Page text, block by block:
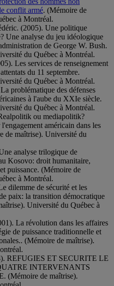
conflit armé. (Mémoire de
à Montréal.
(2005). Une politique
Une analyse du jeu idéologique
de George W. Bush.
du Québec à Montréal.
Les services de renseignement
du 11 septembre.
du Québec à Montréal.
problématique des défenses
à l'aube du XXIe siècle.
du Québec à Montréal.
ou mediapolitik?
américain dans les
de maîtrise). Université du
analyse trilogique de
Kosovo: droit humanitaire,
puissance. (Mémoire de
à Montréal.
dilemme de sécurité et les
paix: la transition démocratique
Université du Québec à
La révolution dans les affaires
de puissance traditionnelle et
(Mémoire de maîtrise).
REFUGIES ET SECURITE LE
INTERVENANTS
(Mémoire de maîtrise).